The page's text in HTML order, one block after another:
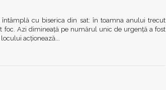
cu biserica din sat: în toamna anului trecut
Azi dimineaţă pe numărul unic de urgenţă a fost
acţionează...